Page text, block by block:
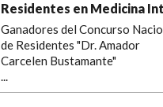
Residentes en Medicina
Ganadores del Concurso
de Residentes "Dr. Amador
Carcelen Bustamante"
...